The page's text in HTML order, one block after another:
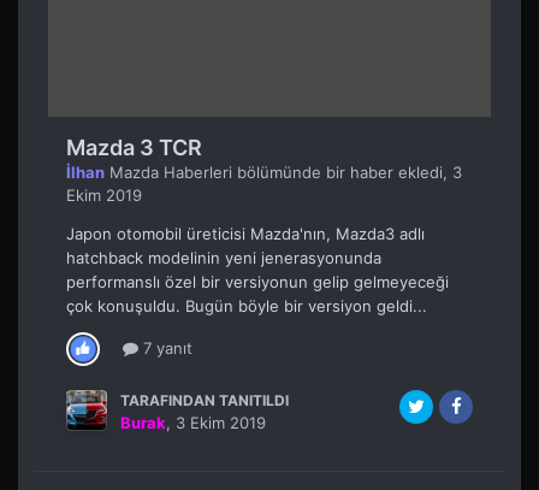
Mazda 3 TCR
İlhan Mazda Haberleri bölümünde bir haber ekledi, 3
Ekim 2019
Japon otomobil üreticisi Mazda'nın, Mazda3 adlı
hatchback modelinin yeni jenerasyonunda
performanslı özel bir versiyonun gelip gelmeyeceği
çok konuşuldu. Bugün böyle bir versiyon geldi...
7 yanıt
TARAFINDAN TANITILDI
Burak, 3 Ekim 2019